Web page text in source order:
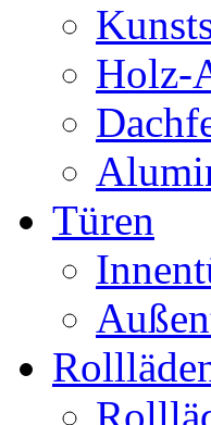
Holz-
Türen